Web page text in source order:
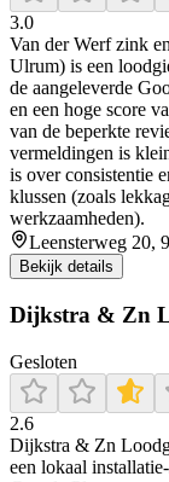
3.0
Van der Werf zink
Ulrum) is een
de aangeleverde
en een hoge score
van de beperkte
vermeldingen is
is over consistentie
klussen (zoals
werkzaamheden).
Leensterweg 20,
Bekijk details
Dijkstra & Zn
Gesloten
2.6
Dijkstra & Zn
een lokaal